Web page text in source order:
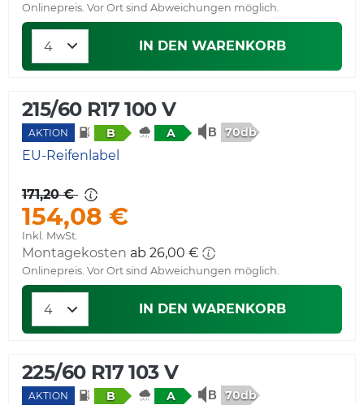
Onlinepreis. Vor Ort sind Abweichungen möglich.
IN DEN WARENKORB
215/60 R17 100 V
AKTION B A 70db
EU-Reifenlabel
171,20 €
154,08 €
Inkl. MwSt.
Montagekosten
Onlinepreis. Vor Ort sind Abweichungen möglich.
IN DEN WARENKORB
225/60 R17 103 V
AKTION B A 70db